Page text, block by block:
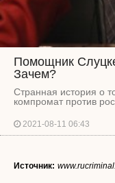
Помощник
Зачем?
Странная история о
компромат против
2021-08-11 06:43
Источник: